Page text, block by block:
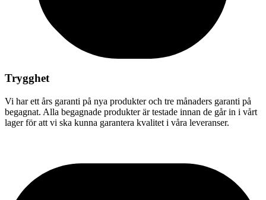
Trygghet
Vi har ett års garanti på nya produkter och tre månaders garanti på
begagnat. Alla begagnade produkter är testade innan de går in i vårt
lager för att vi ska kunna garantera kvalitet i våra leveranser.